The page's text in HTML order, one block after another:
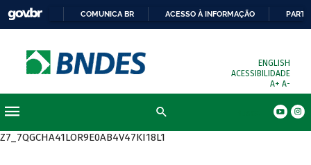
COMUNICA BR ACESSO À INFORMAÇÃO
ENGLISH
ACESSIBILIDADE
A+ A-
Z7_7QGCHA41LOR9E0AB4V47KI18L1